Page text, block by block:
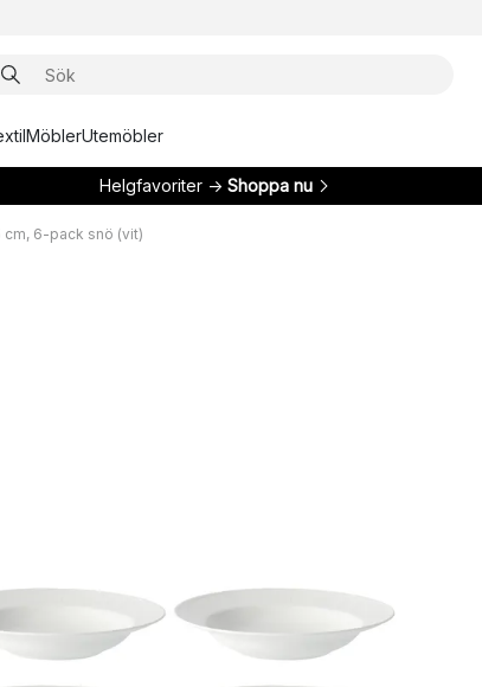
MöblerUtemöbler
Helgfavoriter → Shoppa nu
cm, 6-pack snö (vit)